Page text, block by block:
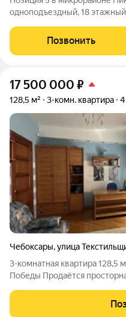
одноподъездный, 18
тщательно продуманные
до 3-комнатных, а также
Позвонить
17 500 000 ₽
128,5 м² 3-комн. квартира 4
Чебоксары,улица
3-комнатная квартира 128,5 м Кухня 12,4 м Потолки 3,0 м Парк
Победы Продаётся
потолков 3,0м. Большая
гостинная на три